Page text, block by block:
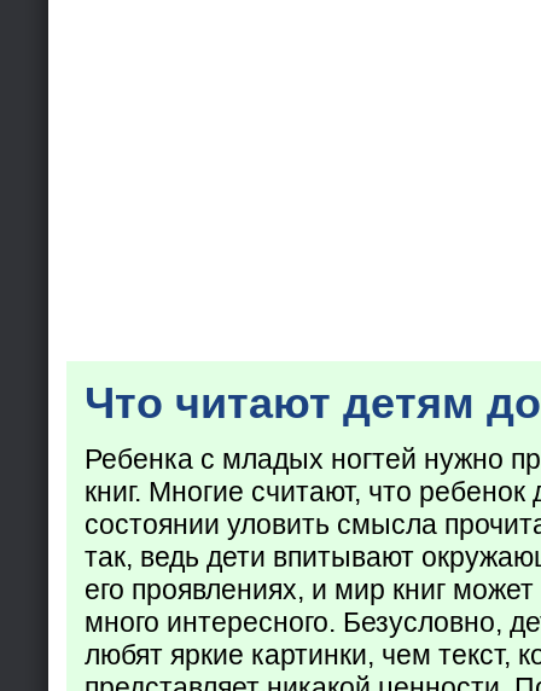
Что читают детям
Ребенка с младых ногтей нужно
книг. Многие считают, что ребенок
состоянии уловить смысла
так, ведь дети впитывают
его проявлениях, и мир книг
много интересного. Безусловно,
любят яркие картинки, чем текст,